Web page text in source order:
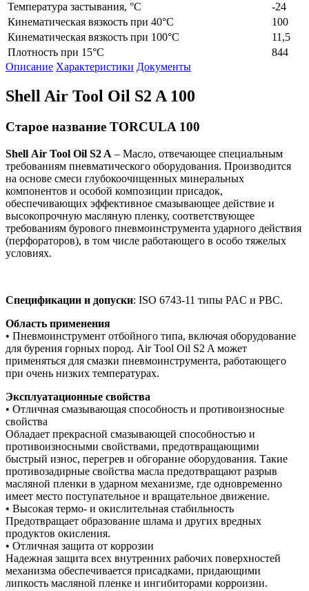
Температура застывания, °C
-24
Кинематическая вязкость при 40°C
100
Кинематическая вязкость при 100°C
11,5
Плотность при 15°C
844
Описание Характеристики Документы
Shell Air Tool Oil S2 A 100
Старое название TORCULA 100
Shell Air Tool Oil S2 A – Масло, отвечающее специальным
требованиям пневматического оборудования. Производится
на основе смеси глубокоочищенных минеральных
компонентов и особой композиции присадок,
обеспечивающих эффективное смазывающее действие и
высокопрочную масляную пленку, соответствующее
требованиям бурового пневмоинструмента ударного действия
(перфораторов), в том числе работающего в особо тяжелых
условиях.
Спецификации и допуски: ISO 6743-11 типы PAC и PBC.
Область применения
• Пневмоинструмент отбойного типа, включая оборудование
для бурения горных пород. Air Tool Oil S2 A может
применяться для смазки пневмоинструмента, работающего
при очень низких температурах.
Эксплуатационные свойства
• Отличная смазывающая способность и противоизносные
свойства
Обладает прекрасной смазывающей способностью и
противоизносными свойствами, предотвращающими
быстрый износ, перегрев и обгорание оборудования. Такие
противозадирные свойства масла предотвращают разрыв
масляной пленки в ударном механизме, где одновременно
имеет место поступательное и вращательное движение.
• Высокая термо- и окислительная стабильность
Предотвращает образование шлама и других вредных
продуктов окисления.
• Отличная защита от коррозии
Надежная защита всех внутренних рабочих поверхностей
механизма обеспечивается присадками, придающими
липкость масляной пленке и ингибиторами корроизии.